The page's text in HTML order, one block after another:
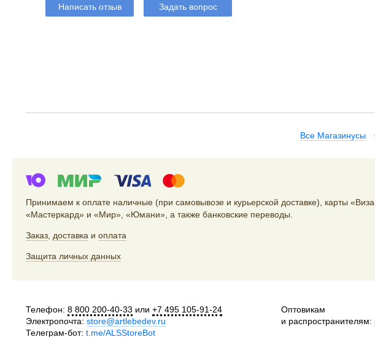
Написать отзыв Задать вопрос
Все Магазинусы
Принимаем к оплате наличные (при самовывозе и курьерской доставке), карты
«Мастеркард» и «Мир», «Юмани», а также банковские переводы.
Заказ доставка и оплата
Защита личных данных
Телефон: 8 800 200-40-33 или +7 495 105-91-24
Электропочта: store@artlebedev.ru
Телеграм-бот: t.me/ALSStoreBot
Оптовикам
и распространителям: